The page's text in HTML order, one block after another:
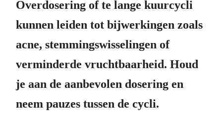
Overdosering of te lange kuurcycli
kunnen leiden tot bijwerkingen zoals
acne, stemmingswisselingen of
verminderde vruchtbaarheid. Houd
je aan de aanbevolen dosering en
neem pauzes tussen de cycli.